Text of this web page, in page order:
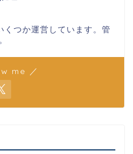
くつか運営しています。管
me ／